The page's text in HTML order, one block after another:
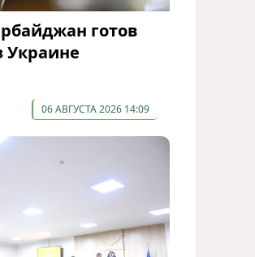
готов
Украине
06 АВГУСТА 2026 14:09